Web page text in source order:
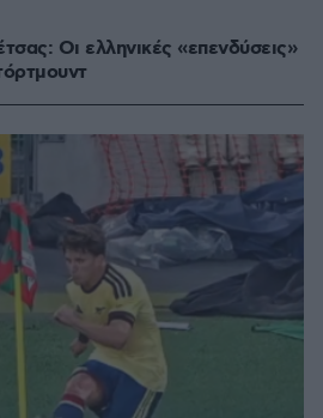
Οι ελληνικές «επενδύσεις»